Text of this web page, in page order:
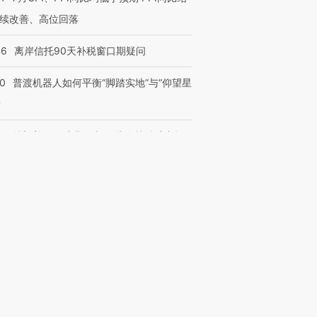
改善、高位回落
离岸信托90天补税窗口期疑问
普渡机器人如何平衡“脚踏实地”与“仰望星
特朗普召开矿业圆桌会 拟向关键矿产投